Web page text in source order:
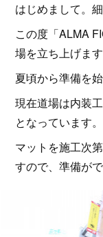
はじめまして。細
この度「ALMA
場を立ち上げます
夏頃から準備を
現在道場は内装
となっています。
マットを施工次
すので、準備が